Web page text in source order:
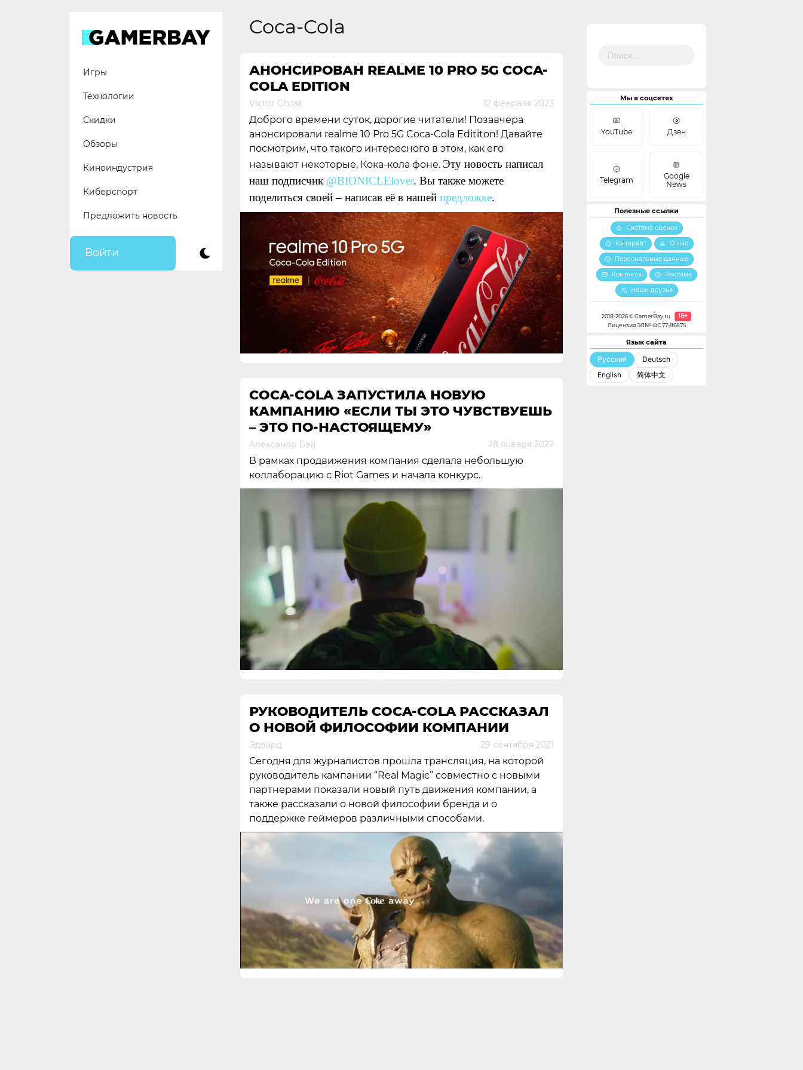
Игры
Технологии
Скидки
Обзоры
Киноиндустрия
Киберспорт
Предложить новость
Войти
Coca-Cola
АНОНСИРОВАН REALME 10 PRO 5G COCA-
COLA EDITION
Victor Ghost 12 февраля 2023
Доброго времени суток, дорогие читатели! Позавчера
анонсировали realme 10 Pro 5G Coca-Cola Edititon! Давайте
посмотрим, что такого интересного в этом, как его
называют некоторые, Кока-кола фоне. Эту новость написал
наш подписчик @BIONICLElover. Вы также можете
поделиться своей – написав её в нашей предложке.
COCA-COLA ЗАПУСТИЛА НОВУЮ
КАМПАНИЮ «ЕСЛИ ТЫ ЭТО ЧУВСТВУЕШЬ
– ЭТО ПО-НАСТОЯЩЕМУ»
Александр Бэй 28 января 2022
В рамках продвижения компания сделала небольшую
коллаборацию с Riot Games и начала конкурс.
РУКОВОДИТЕЛЬ COCA-COLA РАССКАЗАЛ
О НОВОЙ ФИЛОСОФИИ КОМПАНИИ
Эдвард 29 сентября 2021
Сегодня для журналистов прошла трансляция, на которой
руководитель кампании “Real Magic” совместно с новыми
партнерами показали новый путь движения компании, а
также рассказали о новой философии бренда и о
поддержке геймеров различными способами.
Мы в соцсетях
YouTube Дзен
Telegram
Google
News
Полезные ссылки
Система оценок
Копирайт
О нас
Персональные данные
Контакты
Реклама
Наши друзья
2018-2026 © GamerBay.ru 18+
Лицензия ЭЛ№ ФС 77-86875
Язык сайта
Русский
Deutsch
English
简体中文